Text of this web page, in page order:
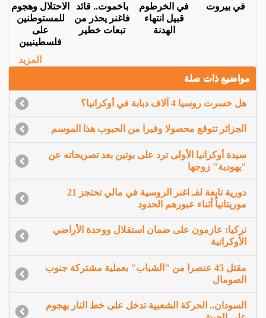
في بيروت
في الخرطوم
قبيل انتهاء
الهدنة
باخموت.. قائد
فاغنر يحذر من
تبعات خطير
الاحتلال وهجوم
للمستوطنين
على
فلسطينيين
المزيد
مواضيع ذات صلة
هل خسرت روسيا 4 آلاف دبابة في أوكرانيا؟
الجزائر تتوقع محصولا وفيرا من الحبوب هذا الموسم
سيدة أوكرانيا الأولى ترد على بوتين بعد تصريحاته عن
"يهودية" زوجها
دورية تابعة لفـ اغنر الروسية في مالي تحتجز 21
موريتانياً أثناء عبورهم الحدود
تركيا: عازمون على ضمان استقلال ووحدة الأراضي
الأوكرانية
مقتل 45 عنصرا من "الشباب" بعملية مشتركة جنوب
الصومال
السودان.. الحركة الشعبية تدخل على خط النار بهجوم